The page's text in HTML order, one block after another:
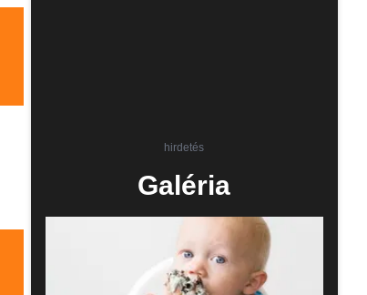
hirdetés
Galéria